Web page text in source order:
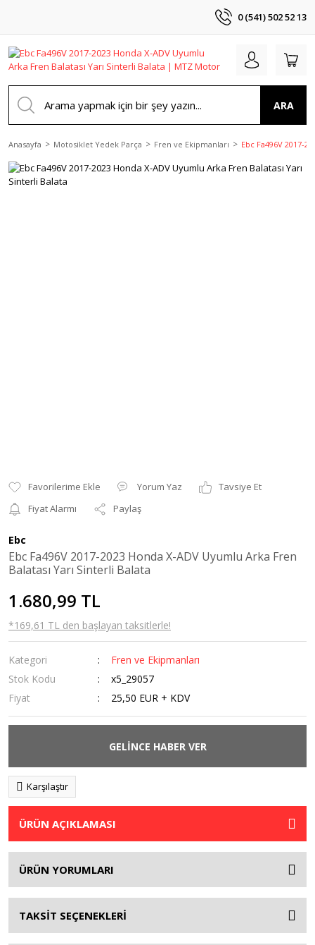
0 (541) 502 52 13
ARA
Anasayfa Motosiklet Yedek Parça Fren ve Ekipmanları Ebc Fa496V 2017-
Yorum Yaz
Tavsiye Et
Fiyat Alarmı
Paylaş
Ebc
Ebc Fa496V 2017-2023 Honda X-ADV Uyumlu Arka Fren
Balatası Yarı Sinterli Balata
1.680,99 TL
*169,61 TL den başlayan taksitlerle!
Kategori
Fren ve Ekipmanları
Stok Kodu
x5_29057
Fiyat
25,50 EUR + KDV
GELİNCE HABER VER
Karşılaştır
ÜRÜN AÇIKLAMASI
ÜRÜN YORUMLARI
TAKSİT SEÇENEKLERİ